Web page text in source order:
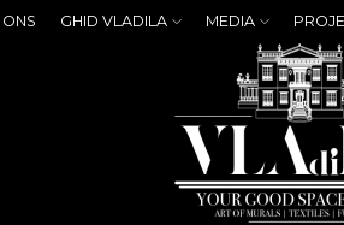
GHID VLADILA MEDIA